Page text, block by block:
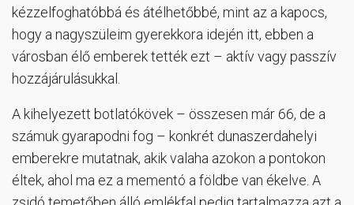
kézzelfoghatóbbá és átélhetőbbé, mint az a kapocs,
hogy a nagyszüleim gyerekkora idején itt, ebben a
városban élő emberek tették ezt – aktív vagy passzív
hozzájárulásukkal.
A kihelyezett botlatókövek – összesen már 66, de a
számuk gyarapodni fog – konkrét dunaszerdahelyi
emberekre mutatnak, akik valaha azokon a pontokon
éltek, ahol ma ez a mementó a földbe van ékelve. A